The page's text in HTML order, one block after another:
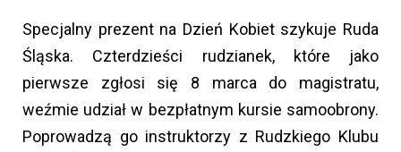
Specjalny prezent na Dzień Kobiet szykuje Ruda
Śląska. Czterdzieści rudzianek, które jako
pierwsze zgłosi się 8 marca do magistratu,
weźmie udział w bezpłatnym kursie samoobrony.
Poprowadzą go instruktorzy z Rudzkiego Klubu